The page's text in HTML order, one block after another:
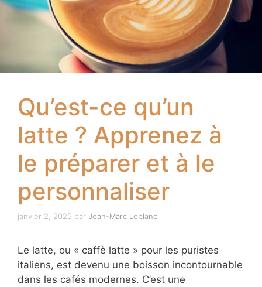
Qu’est-ce qu’un
latte ? Apprenez à
le préparer et à le
personnaliser
janvier 2, 2025 par Jean-Marc Leblanc
Le latte, ou « caffè latte » pour les puristes
italiens, est devenu une boisson incontournable
dans les cafés modernes. C’est une